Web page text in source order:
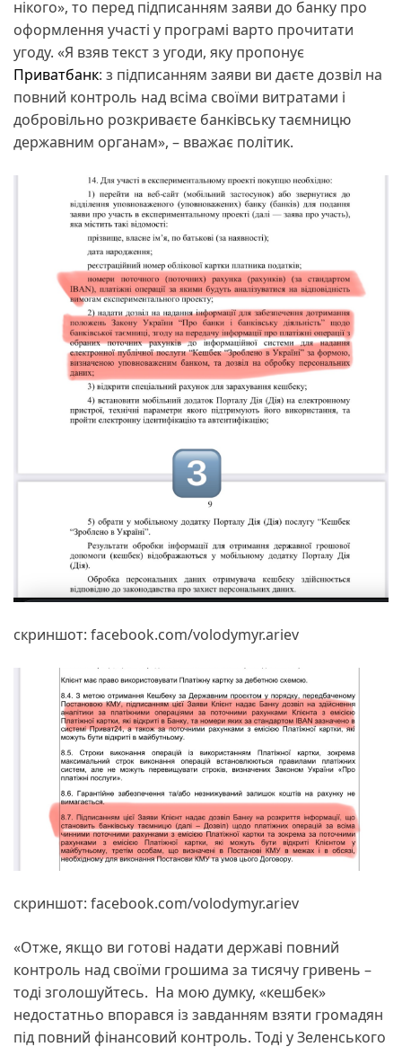
нікого», то перед підписанням заяви до банку про
оформлення участі у програмі варто прочитати
угоду. «Я взяв текст з угоди, яку пропонує
Приватбанк: з підписанням заяви ви даєте дозвіл на
повний контроль над всіма своїми витратами і
добровільно розкриваєте банківську таємницю
державним органам», – вважає політик.
скриншот: facebook.com/volodymyr.ariev
скриншот: facebook.com/volodymyr.ariev
«Отже, якщо ви готові надати державі повний
контроль над своїми грошима за тисячу гривень –
тоді зголошуйтесь. На мою думку, «кешбек»
недостатньо впорався із завданням взяти громадян
під повний фінансовий контроль. Тоді у Зеленського